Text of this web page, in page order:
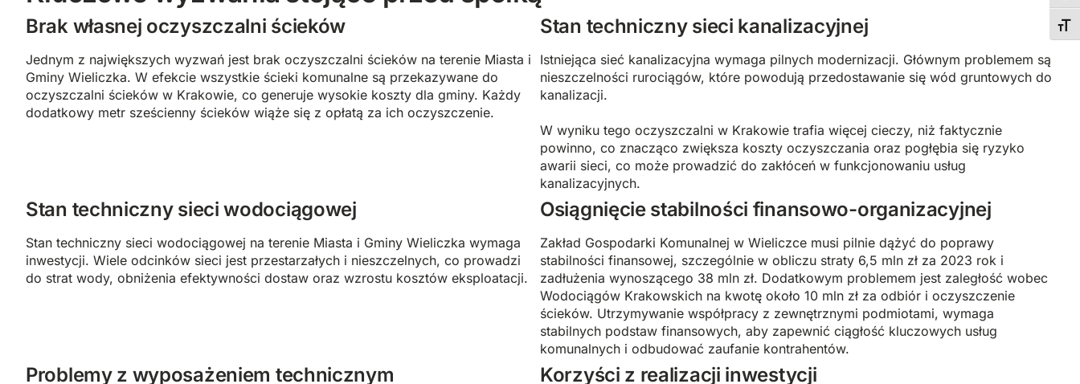
Brak własnej oczyszczalni ścieków
Jednym z największych wyzwań jest brak oczyszczalni ścieków na terenie Miasta i
Gminy Wieliczka. W efekcie wszystkie ścieki komunalne są przekazywane do
oczyszczalni ścieków w Krakowie, co generuje wysokie koszty dla gminy. Każdy
dodatkowy metr sześcienny ścieków wiąże się z opłatą za ich oczyszczenie.
Stan techniczny sieci kanalizacyjnej
Istniejąca sieć kanalizacyjna wymaga pilnych modernizacji. Głównym problemem są
nieszczelności rurociągów, które powodują przedostawanie się wód gruntowych do
kanalizacji.
W wyniku tego oczyszczalni w Krakowie trafia więcej cieczy, niż faktycznie
powinno, co znacząco zwiększa koszty oczyszczania oraz pogłębia się ryzyko
awarii sieci, co może prowadzić do zakłóceń w funkcjonowaniu usług
kanalizacyjnych.
Stan techniczny sieci wodociągowej
Stan techniczny sieci wodociągowej na terenie Miasta i Gminy Wieliczka wymaga
inwestycji. Wiele odcinków sieci jest przestarzałych i nieszczelnych, co prowadzi
do strat wody, obniżenia efektywności dostaw oraz wzrostu kosztów eksploatacji.
Osiągnięcie stabilności finansowo-organizacyjnej
Zakład Gospodarki Komunalnej w Wieliczce musi pilnie dążyć do poprawy
stabilności finansowej, szczególnie w obliczu straty 6,5 mln zł za 2023 rok i
zadłużenia wynoszącego 38 mln zł. Dodatkowym problemem jest zaległość wobec
Wodociągów Krakowskich na kwotę około 10 mln zł za odbiór i oczyszczenie
ścieków. Utrzymywanie współpracy z zewnętrznymi podmiotami, wymaga
stabilnych podstaw finansowych, aby zapewnić ciągłość kluczowych usług
komunalnych i odbudować zaufanie kontrahentów.
Problemy z wyposażeniem technicznym Korzyści z realizacji inwestycji